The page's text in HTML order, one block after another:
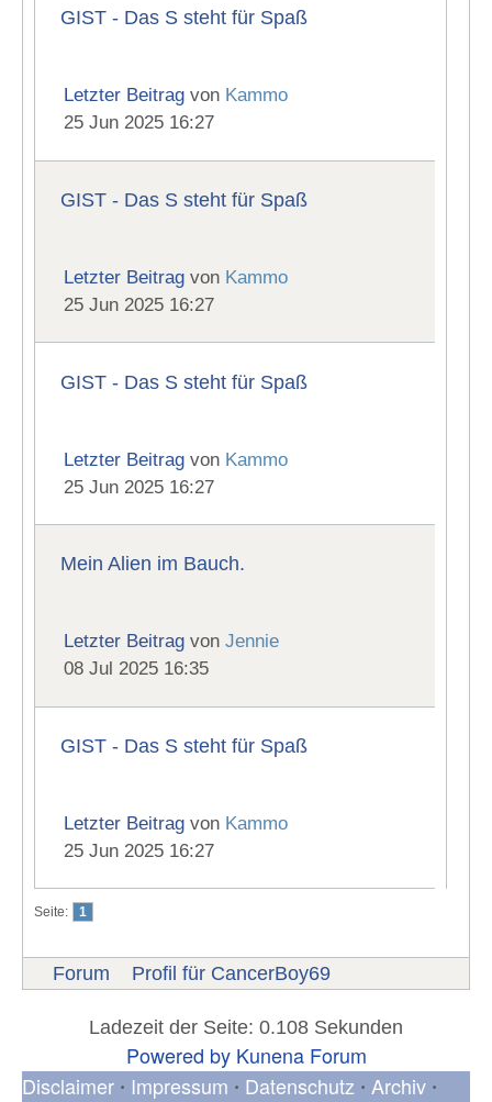
GIST - Das S steht für Spaß
Letzter Beitrag von Kammo
25 Jun 2025 16:27
GIST - Das S steht für Spaß
Letzter Beitrag von Kammo
25 Jun 2025 16:27
GIST - Das S steht für Spaß
Letzter Beitrag von Kammo
25 Jun 2025 16:27
Mein Alien im Bauch.
Letzter Beitrag vonJennie
08 Jul 2025 16:35
GIST - Das S steht für Spaß
Letzter Beitrag von Kammo
25 Jun 2025 16:27
Seite: 1
Forum Profil für CancerBoy69
Ladezeit der Seite: 0.108 Sekunden
Powered by Kunena Forum
Disclaimer • Impressum • Datenschutz • Archiv •